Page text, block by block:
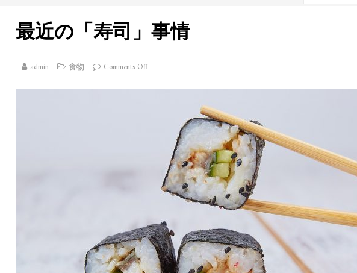
最近の「寿司」事情
admin 食物 Comments Off